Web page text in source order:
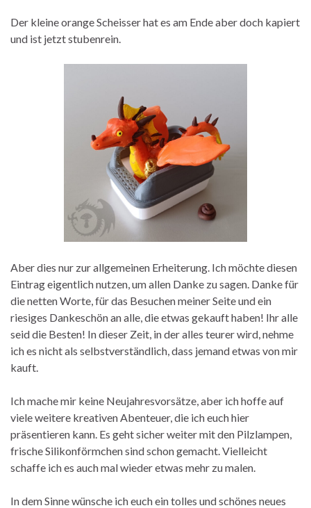
Der kleine orange Scheisser hat es am Ende aber doch kapiert
und ist jetzt stubenrein.
Aber dies nur zur allgemeinen Erheiterung. Ich möchte diesen
Eintrag eigentlich nutzen, um allen Danke zu sagen. Danke für
die netten Worte, für das Besuchen meiner Seite und ein
riesiges Dankeschön an alle, die etwas gekauft haben! Ihr alle
seid die Besten! In dieser Zeit, in der alles teurer wird, nehme
ich es nicht als selbstverständlich, dass jemand etwas von mir
kauft.
Ich mache mir keine Neujahresvorsätze, aber ich hoffe auf
viele weitere kreativen Abenteuer, die ich euch hier
präsentieren kann. Es geht sicher weiter mit den Pilzlampen,
frische Silikonförmchen sind schon gemacht. Vielleicht
schaffe ich es auch mal wieder etwas mehr zu malen.
In dem Sinne wünsche ich euch ein tolles und schönes neues